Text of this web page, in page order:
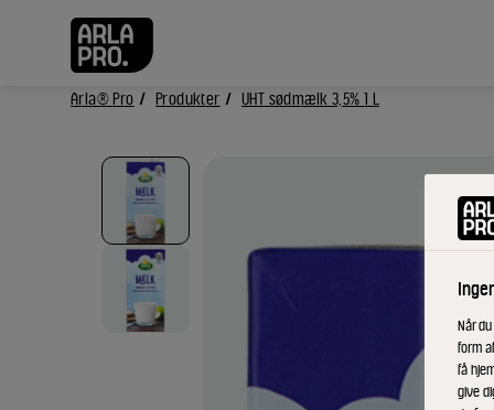
Arla® Pro Produkter UHT sødmælk 3,5% 1 L
Når
form
få
give